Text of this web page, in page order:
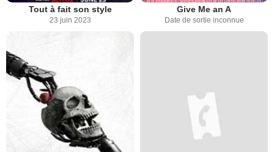
Tout à fait son style
23 juin 2023
Give Me an A
Date de sortie inconnue